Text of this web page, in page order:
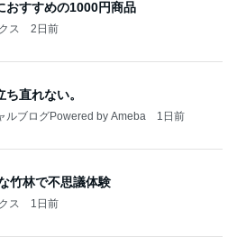
おすすめの1000円商品
ス 2日前
直れない。
ルブログPowered by Ameba 1日前
竹林で不思議体験
ス 1日前